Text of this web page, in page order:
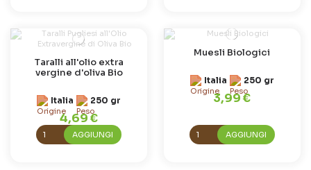
Taralli all'olio extra
vergine d'oliva Bio
Italia 250 gr
4,69 €
AGGIUNGI
Muesli Biologici
Italia 250 gr
3,99 €
AGGIUNGI